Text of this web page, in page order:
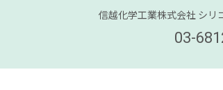
信越化学工業株式会社 シ
03-